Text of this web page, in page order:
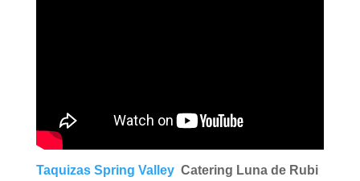
Taquizas Spring Valley Catering Luna de Rubi